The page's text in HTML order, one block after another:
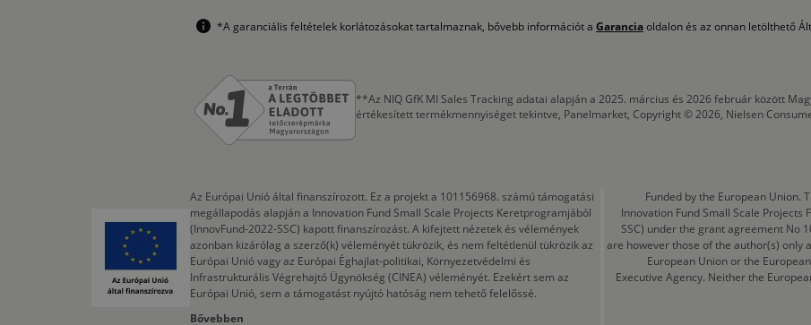
*A garanciális feltételek korlátozásokat tartalmaznak, bővebb információt a Garanciaoldalon és az onnan letölthető
**Az NIQ GfK MI Sales Tracking adatai alapján a 2025. március és 2026 február között
értékesített termékmennyiséget tekintve, Panelmarket, Copyright © 2026, Nielsen
Az Európai Unió által finanszírozott. Ez a projekt a 101156968. számú támogatási
megállapodás alapján a Innovation Fund Small Scale Projects Keretprogramjából
(InnovFund-2022-SSC) kapott finanszírozást. A kifejtett nézetek és vélemények
azonban kizárólag a szerző(k) véleményét tükrözik, és nem feltétlenül tükrözik az
Európai Unió vagy az Európai Éghajlat-politikai, Környezetvédelmi és
Infrastrukturális Végrehajtó Ügynökség (CINEA) véleményét. Ezekért sem az
Európai Unió, sem a támogatást nyújtó hatóság nem tehető felelőssé.
Bővebben
Funded by the European Union.
Innovation Fund Small Scale
SSC) under the grant agreement No
are however those of the author(s) only
European Union or the
Executive Agency. Neither the